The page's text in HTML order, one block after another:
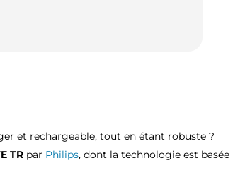
et rechargeable, tout en étant robuste ?
TR par Philips, dont la technologie est basée